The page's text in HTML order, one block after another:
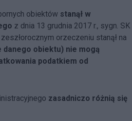
obiektów stanął w
z dnia 13 grudnia 2017 r., sygn. SK
zeszłorocznym orzeczeniu stanął na
obiektu) nie mogą
podatkiem od
zasadniczo różnią się